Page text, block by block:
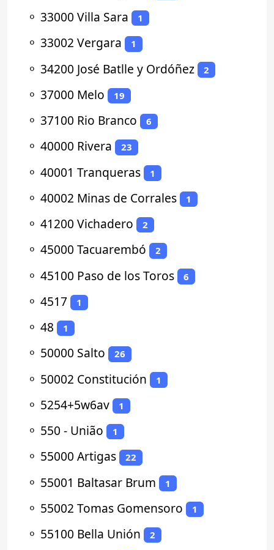
⚬ 33000 Villa Sara 1
⚬ 33002 Vergara 1
⚬ 34200 José Batlle y Ordóñez 2
⚬ 37000 Melo 19
⚬ 37100 Rio Branco 6
⚬ 40000 Rivera 23
⚬ 40001 Tranqueras 1
⚬ 40002 Minas de Corrales 1
⚬ 41200 Vichadero 2
⚬ 45000 Tacuarembó 2
⚬ 45100 Paso de los Toros 6
⚬ 4517 1
⚬ 48 1
⚬ 50000 Salto 26
⚬ 50002 Constitución 1
⚬ 5254+5w6av 1
⚬ 550 - União 1
⚬ 55000 Artigas 22
⚬ 55001 Baltasar Brum 1
⚬ 55002 Tomas Gomensoro 1
⚬ 55100 Bella Unión 2